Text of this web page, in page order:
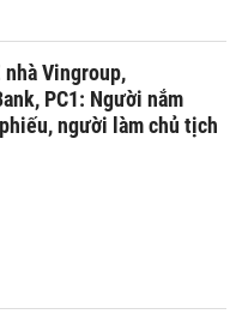
nhà Vingroup,
PC1: Người nắm
người làm chủ tịch